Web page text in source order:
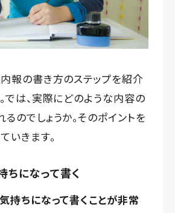
報の書き方のステップを紹介
では、実際にどのような内容の
のでしょうか。そのポイントを
いきます。
になって書く
持ちになって書くことが非常